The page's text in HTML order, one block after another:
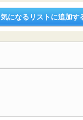
気になるリストに追加す